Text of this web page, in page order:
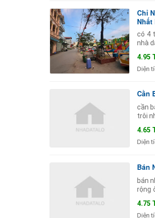
Chỉ
Nhất
có 4
nhà
4.95
Diện
Cần
cần
trôi
4.65
Diện
Bán
bán
rộng
4.75
Diện